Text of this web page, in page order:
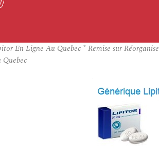
En Ligne Au Quebec * Remise sur Réorganise